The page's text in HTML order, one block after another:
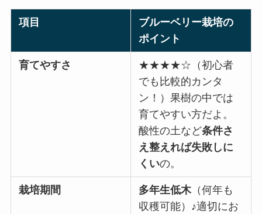
項目
ブルーベリー栽培の
ポイント
育てやすさ
★★★★☆（初心者
でも比較的カンタ
ン！）果樹の中では
育てやすい方だよ。
酸性の土など条件さ
え整えれば失敗しに
くいの。
栽培期間 多年生低木（何年も
収穫可能）♪適切にお